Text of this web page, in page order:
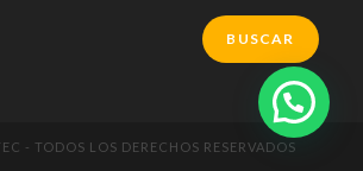
BUSCAR
- TODOS LOS DERECHOS RESERVADOS